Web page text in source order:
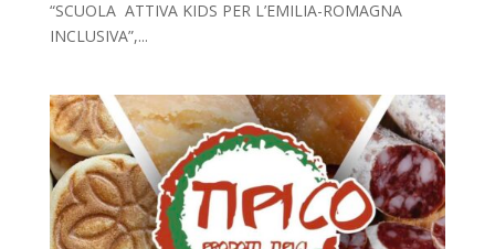
“SCUOLA ATTIVA KIDS PER L’EMILIA-ROMAGNA
INCLUSIVA”,...